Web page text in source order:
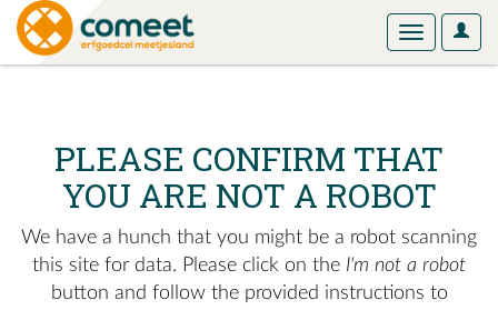
User
Toggle
PLEASE CONFIRM THAT
YOU ARE NOT A ROBOT
We have a hunch that you might be a robot scanning
this site for data. Please click on the I'm not a robot
button and follow the provided instructions to